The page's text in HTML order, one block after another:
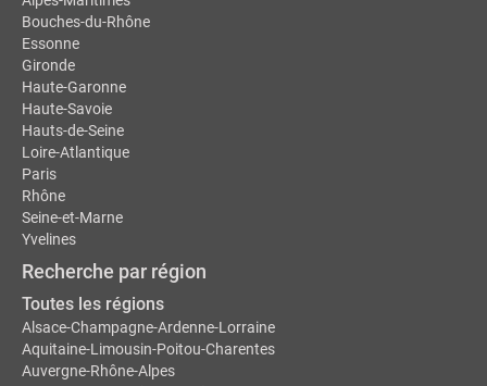
Bouches-du-Rhône
Essonne
Gironde
Haute-Garonne
Haute-Savoie
Hauts-de-Seine
Loire-Atlantique
Paris
Rhône
Seine-et-Marne
Yvelines
Recherche par région
Toutes les régions
Alsace-Champagne-Ardenne-Lorraine
Aquitaine-Limousin-Poitou-Charentes
Auvergne-Rhône-Alpes